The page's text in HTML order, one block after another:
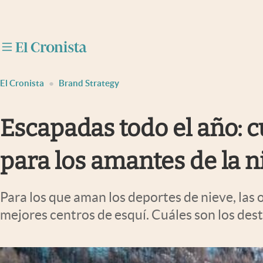
Últimas noticias
Finanzas y Mercados
Mercados Online
Columnistas
Otras secciones
Apertura
El Cronista Brand Strategy
Escapadas todo el año:
para los amantes de la
Para los que aman los deportes de nieve,
mejores centros de esquí. Cuáles son los